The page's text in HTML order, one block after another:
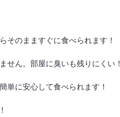
のまますぐに食べられます！
ん。部屋に臭いも残りにくい！
単に安心して食べられます！